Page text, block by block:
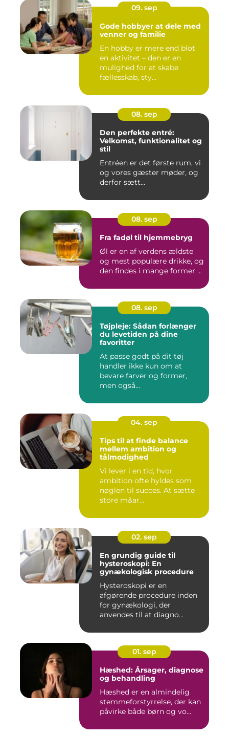
09. sep
Gode hobbyer at dele med
venner og familie
En hobby er mere end blot
en aktivitet – den er en
mulighed for at skabe
fællesskab, sty...
08. sep
Den perfekte entré:
Velkomst, funktionalitet og
stil
Entréen er det første rum, vi
og vores gæster møder, og
derfor sætt...
08. sep
Fra fadøl til hjemmebryg
Øl er en af verdens ældste
og mest populære drikke, og
den findes i mange former ...
08. sep
Tøjpleje: Sådan forlænger
du levetiden på dine
favoritter
At passe godt på dit tøj
handler ikke kun om at
bevare farver og former,
men også...
04. sep
Tips til at finde balance
mellem ambition og
tålmodighed
Vi lever i en tid, hvor
ambition ofte hyldes som
nøglen til succes. At sætte
store m&ar...
02. sep
En grundig guide til
hysteroskopi: En
gynækologisk procedure
Hysteroskopi er en
afgørende procedure inden
for gynækologi, der
anvendes til at diagno...
01. sep
Hæshed: Årsager, diagnose
og behandling
Hæshed er en almindelig
stemmeforstyrrelse, der kan
påvirke både børn og vo...